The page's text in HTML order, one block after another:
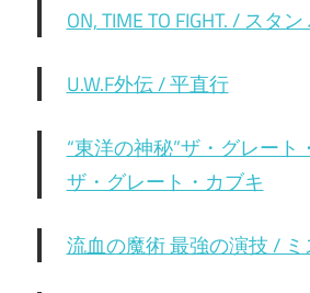
ON, TIME TO FIGHT. / スタ
U.W.F外伝 / 平直行
“東洋の神秘”ザ・グレー
ザ・グレート・カブキ
流血の魔術 最強の演技 /